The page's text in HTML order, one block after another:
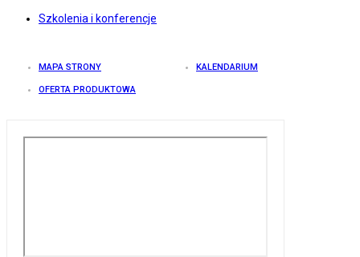
Szkolenia i konferencje
MAPA STRONY KALENDARIUM
OFERTA PRODUKTOWA